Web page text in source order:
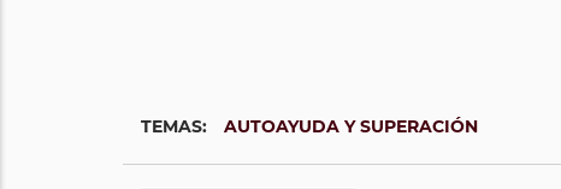
TEMAS: AUTOAYUDA Y SUPERACIÓN